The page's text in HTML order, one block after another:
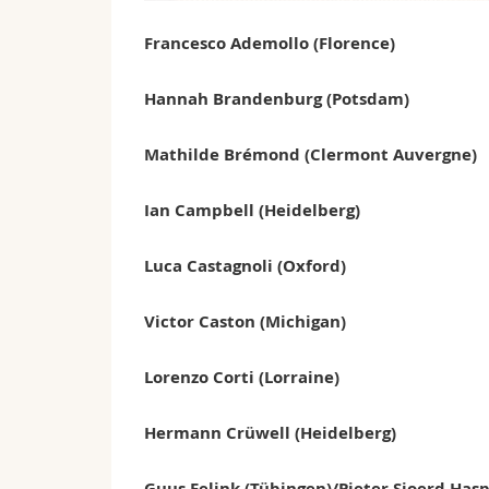
Francesco Ademollo (Florence)
Hannah Brandenburg (Potsdam)
Mathilde Brémond (Clermont Auvergne)
Ian Campbell (Heidelberg)
Luca Castagnoli (Oxford)
Victor Caston (Michigan)
Lorenzo Corti (Lorraine)
Hermann Crüwell (Heidelberg)